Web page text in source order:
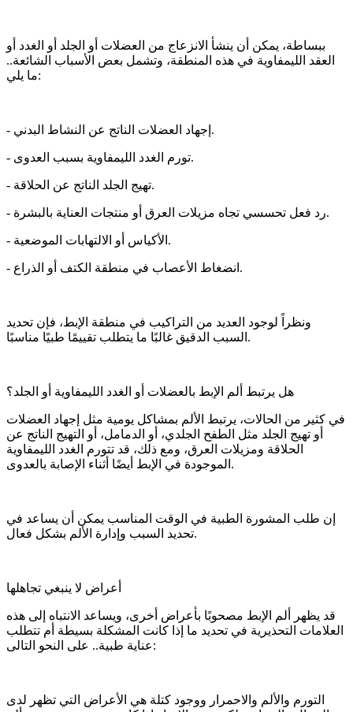
ببساطة، يمكن أن ينشأ الانزعاج من العضلات أو الجلد أو الغدد أو
العقد الليمفاوية في هذه المنطقة، وتشمل بعض الأسباب الشائعة..
ما يلي:
- إجهاد العضلات الناتج عن النشاط البدني.
- تورم الغدد الليمفاوية بسبب العدوى.
- تهيج الجلد الناتج عن الحلاقة.
- رد فعل تحسسي تجاه مزيلات العرق أو منتجات العناية بالبشرة.
- الأكياس أو الالتهابات الموضعية.
- انضغاط الأعصاب في منطقة الكتف أو الذراع.
ونظراً لوجود العديد من التراكيب في منطقة الإبط، فإن تحديد
السبب الدقيق غالبًا ما يتطلب تقييمًا طبيًا مناسبًا.
هل يرتبط ألم الإبط بالعضلات أو الغدد الليمفاوية أو الجلد؟
في كثير من الحالات، يرتبط الألم بمشاكل يومية مثل إجهاد العضلات
أو تهيج الجلد مثل الطفح الجلدي، أو الدمامل، أو التهيج الناتج عن
الحلاقة ومزيلات العرق، ومع ذلك، قد تتورم الغدد الليمفاوية
الموجودة في الإبط أيضًا أثناء الإصابة بالعدوى.
إن طلب المشورة الطبية في الوقت المناسب يمكن أن يساعد في
تحديد السبب وإدارة الألم بشكل فعال.
أعراض لا ينبغي تجاهلها
قد يظهر ألم الإبط مصحوبًا بأعراض أخرى، ويساعد الانتباه إلى هذه
العلامات التحذيرية في تحديد ما إذا كانت المشكلة بسيطة أم تتطلب
عناية طبية.. على النحو التالى:
التورم والألم والاحمرار ووجود كتلة هي الأعراض التي تظهر لدى